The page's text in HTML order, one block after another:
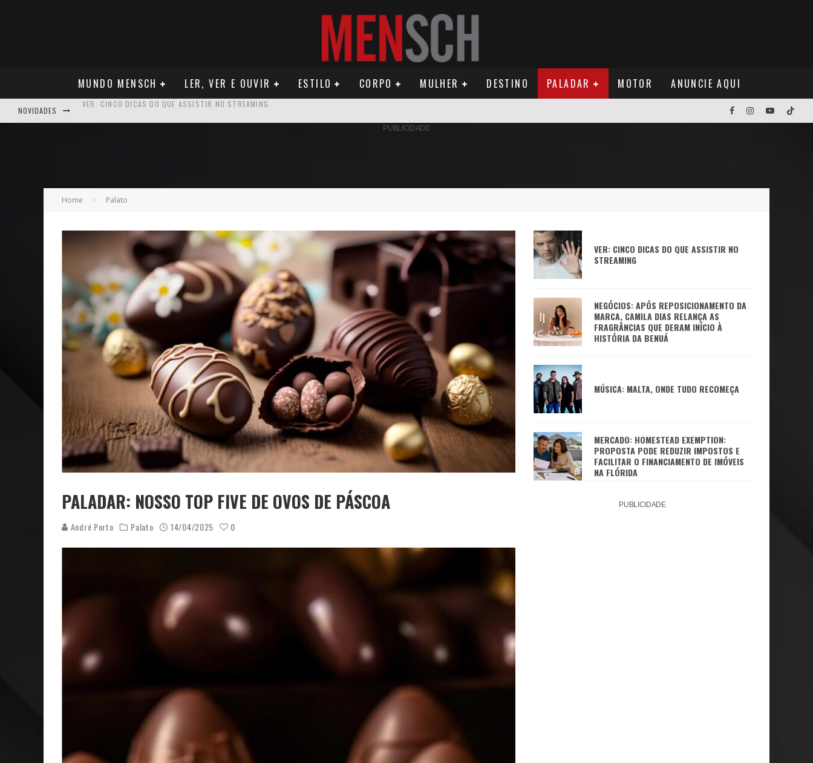
MUNDO MENSCH LER, VER E OUVIR ESTILO CORPO MULHER DESTINO PALADAR MOTOR ANUNCIE AQUI
NOVIDADES NEGÓCIOS: FÁBIO RUA, VICE-PRESIDENTE DA GM NA AMÉRICA DO SUL E SEU LEGADO
MÚSICA: MALTA, ONDE TUDO RECOMEÇA
CARREIRA: NICHOLLAS MARSHELL: ENTRE ALGORITMOS E PROPÓSITO HUMANO
CAPA: O SUCESSO DE JOÃO VICTOR GONÇALVES COM SEU MAU MAU EM 'QUEM AMA CUIDA'
VER: CINCO DICAS DO QUE ASSISTIR NO STREAMING
PUBLICIDADE
Home Palato
PALADAR: NOSSO TOP FIVE DE OVOS DE PÁSCOA
André Porto Palato 14/04/2025 0
VER: CINCO DICAS DO QUE ASSISTIR NO
STREAMING
NEGÓCIOS: APÓS REPOSICIONAMENTO DA
MARCA, CAMILA DIAS RELANÇA AS
FRAGRÂNCIAS QUE DERAM INÍCIO À
HISTÓRIA DA BENUÁ
MÚSICA: MALTA, ONDE TUDO RECOMEÇA
MERCADO: HOMESTEAD EXEMPTION:
PROPOSTA PODE REDUZIR IMPOSTOS E
FACILITAR O FINANCIAMENTO DE IMÓVEIS
NA FLÓRIDA
PUBLICIDADE